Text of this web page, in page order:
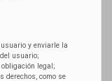
y enviarle la
usuario;
legal;
derechos, como se